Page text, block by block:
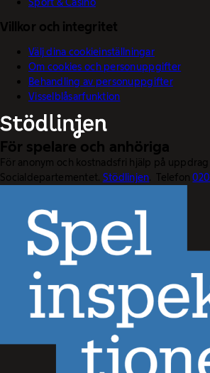
Villkor och integritet
Välj dina cookieinställningar
Om cookies och personuppgifter
Behandling av personuppgifter
Visselblåsarfunktion
För spelare och anhöriga
För anonym och kostnadsfri hjälp på uppdrag
Socialdepartementet. Stödlinjen. Telefon